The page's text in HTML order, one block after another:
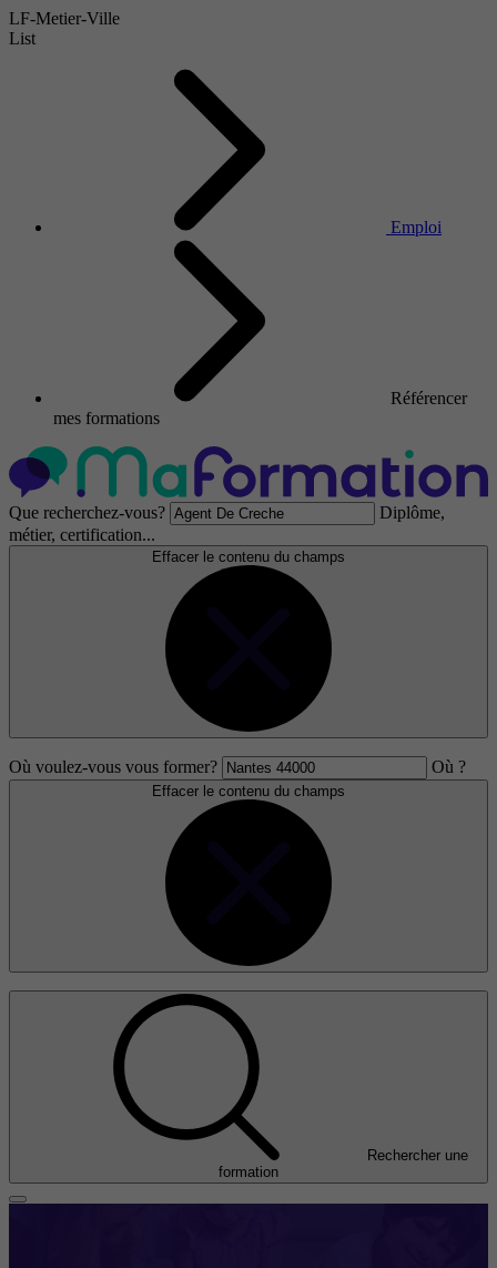
LF-Metier-Ville
List
Emploi
Référencer
mes formations
Que recherchez-vous?
Diplôme,
métier, certification...
Effacer le contenu du champs
Où voulez-vous vous former? Où ?
Effacer le contenu du champs
Rechercher une
formation